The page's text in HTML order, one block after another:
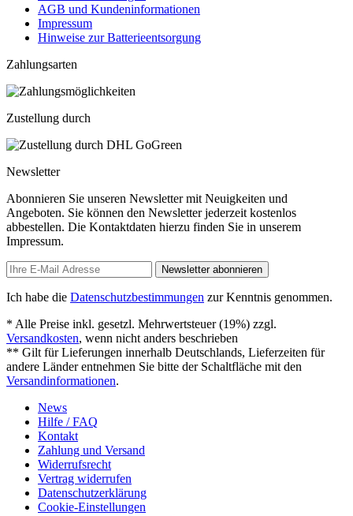
AGB und Kundeninformationen
Impressum
Hinweise zur Batterieentsorgung
Zahlungsarten
Zustellung durch
Newsletter
Abonnieren Sie unseren Newsletter mit Neuigkeiten und
Angeboten. Sie können den Newsletter jederzeit kostenlos
abbestellen. Die Kontaktdaten hierzu finden Sie in unserem
Impressum.
Newsletter abonnieren
Ich habe die Datenschutzbestimmungen zur Kenntnis genommen.
* Alle Preise inkl. gesetzl. Mehrwertsteuer (19%) zzgl.
Versandkosten, wenn nicht anders beschrieben
** Gilt für Lieferungen innerhalb Deutschlands, Lieferzeiten für
andere Länder entnehmen Sie bitte der Schaltfläche mit den
Versandinformationen.
News
Hilfe / FAQ
Kontakt
Zahlung und Versand
Widerrufsrecht
Vertrag widerrufen
Datenschutzerklärung
Cookie-Einstellungen